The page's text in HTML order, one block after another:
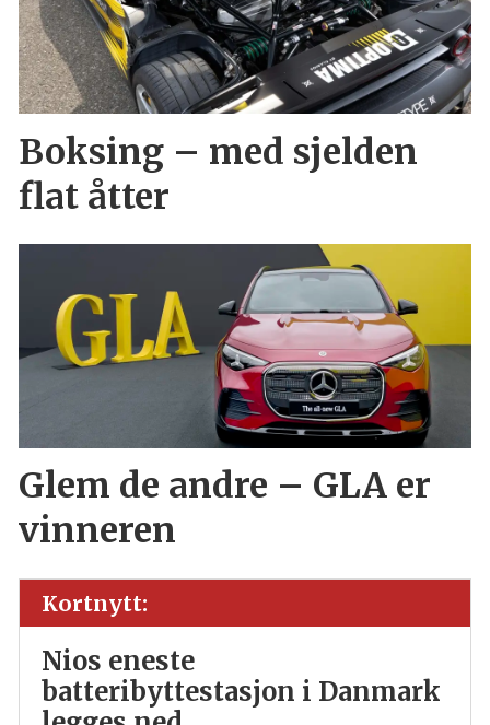
Boksing – med sjelden
flat åtter
Glem de andre – GLA er
vinneren
Kortnytt:
Nios eneste
batteribyttestasjon i Danmark